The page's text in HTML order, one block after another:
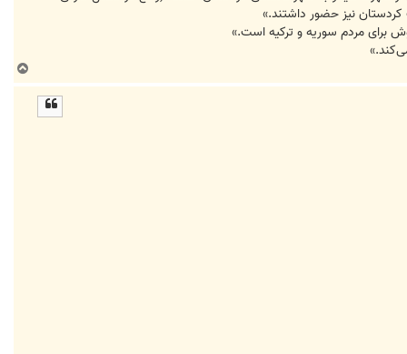
نیز حضور داشتند.»
برای مردم سوریه و ترکیه است.»
ا